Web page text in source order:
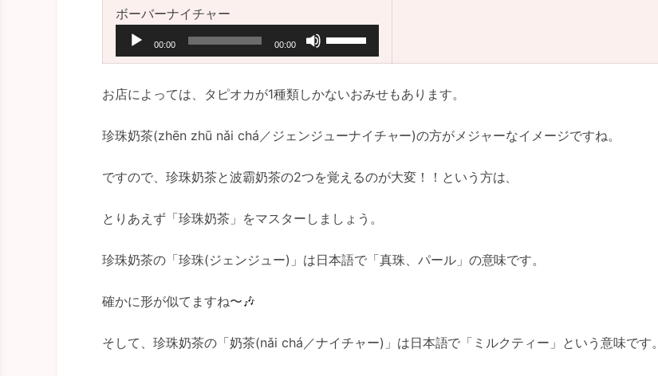
に
は
上
下
印
ー
使
て
さ
ボーバーナイチャー音
声
プ
ー
ー
00:00 00:00
ボ
リ
ー
節
は
下
ー
お店によっては、タピオカが1種類しかないおみせもあります。
珍珠奶茶(zhēn zhū nǎi chá／ジェンジューナイチャー)の方がメジャーなイメージですね。
ですので、珍珠奶茶と波霸奶茶の2つを覚えるのが大変！！という方は、
とりあえず「珍珠奶茶」をマスターしましょう。
珍珠奶茶の「珍珠(ジェンジュー)」は日本語で「真珠、パール」の意味です。
確かに形が似てますね〜🎶
そして、珍珠奶茶の「奶茶(nǎi chá／ナイチャー)」は日本語で「ミルクティー」という意味です。